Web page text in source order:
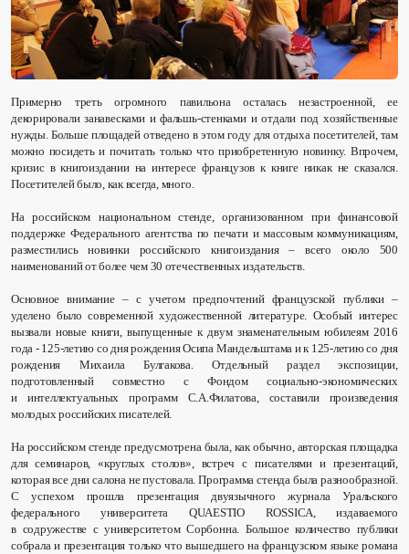
Примерно треть огромного павильона осталась незастроенной, ее
декорировали занавесками и фальшь-стенками и отдали под хозяйственные
нужды. Больше площадей отведено в этом году для отдыха посетителей, там
можно посидеть и почитать только что приобретенную новинку. Впрочем,
кризис в книгоиздании на интересе французов к книге никак не сказался.
Посетителей было, как всегда, много.
На российском национальном стенде, организованном при финансовой
поддержке Федерального агентства по печати и массовым коммуникациям,
разместились новинки российского книгоиздания – всего около 500
наименований от более чем 30 отечественных издательств.
Основное внимание – с учетом предпочтений французской публики –
уделено было современной художественной литературе. Особый интерес
вызвали новые книги, выпущенные к двум знаменательным юбилеям 2016
года - 125-летию со дня рождения Осипа Мандельштама и к 125-летию со дня
рождения Михаила Булгакова. Отдельный раздел экспозиции,
подготовленный совместно с Фондом социально-экономических
и интеллектуальных программ С.А.Филатова, составили произведения
молодых российских писателей.
На российском стенде предусмотрена была, как обычно, авторская площадка
для семинаров, «круглых столов», встреч с писателями и презентаций,
которая все дни салона не пустовала. Программа стенда была разнообразной.
С успехом прошла презентация двуязычного журнала Уральского
федерального университета QUAESTIO ROSSICA, издаваемого
в содружестве с университетом Сорбонна. Большое количество публики
собрала и презентация только что вышедшего на французском языке романа